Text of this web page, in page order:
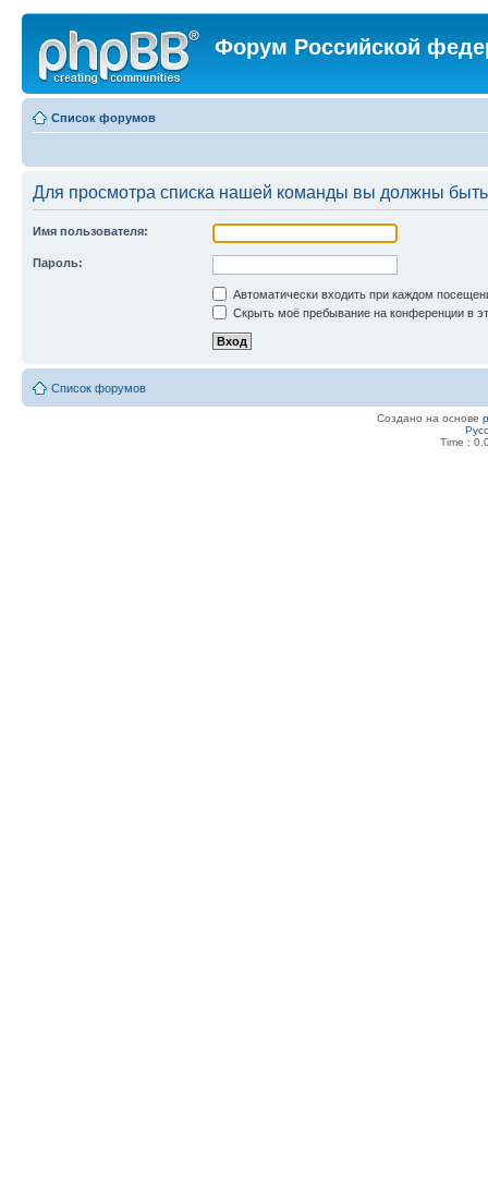
Форум Российской
Список форумов
Для просмотра списка нашей команды вы должны
Имя пользователя:
Пароль:
Автоматически входить при каждом
Скрыть моё пребывание на конференции в
Список форумов
Создано на основе
Time :